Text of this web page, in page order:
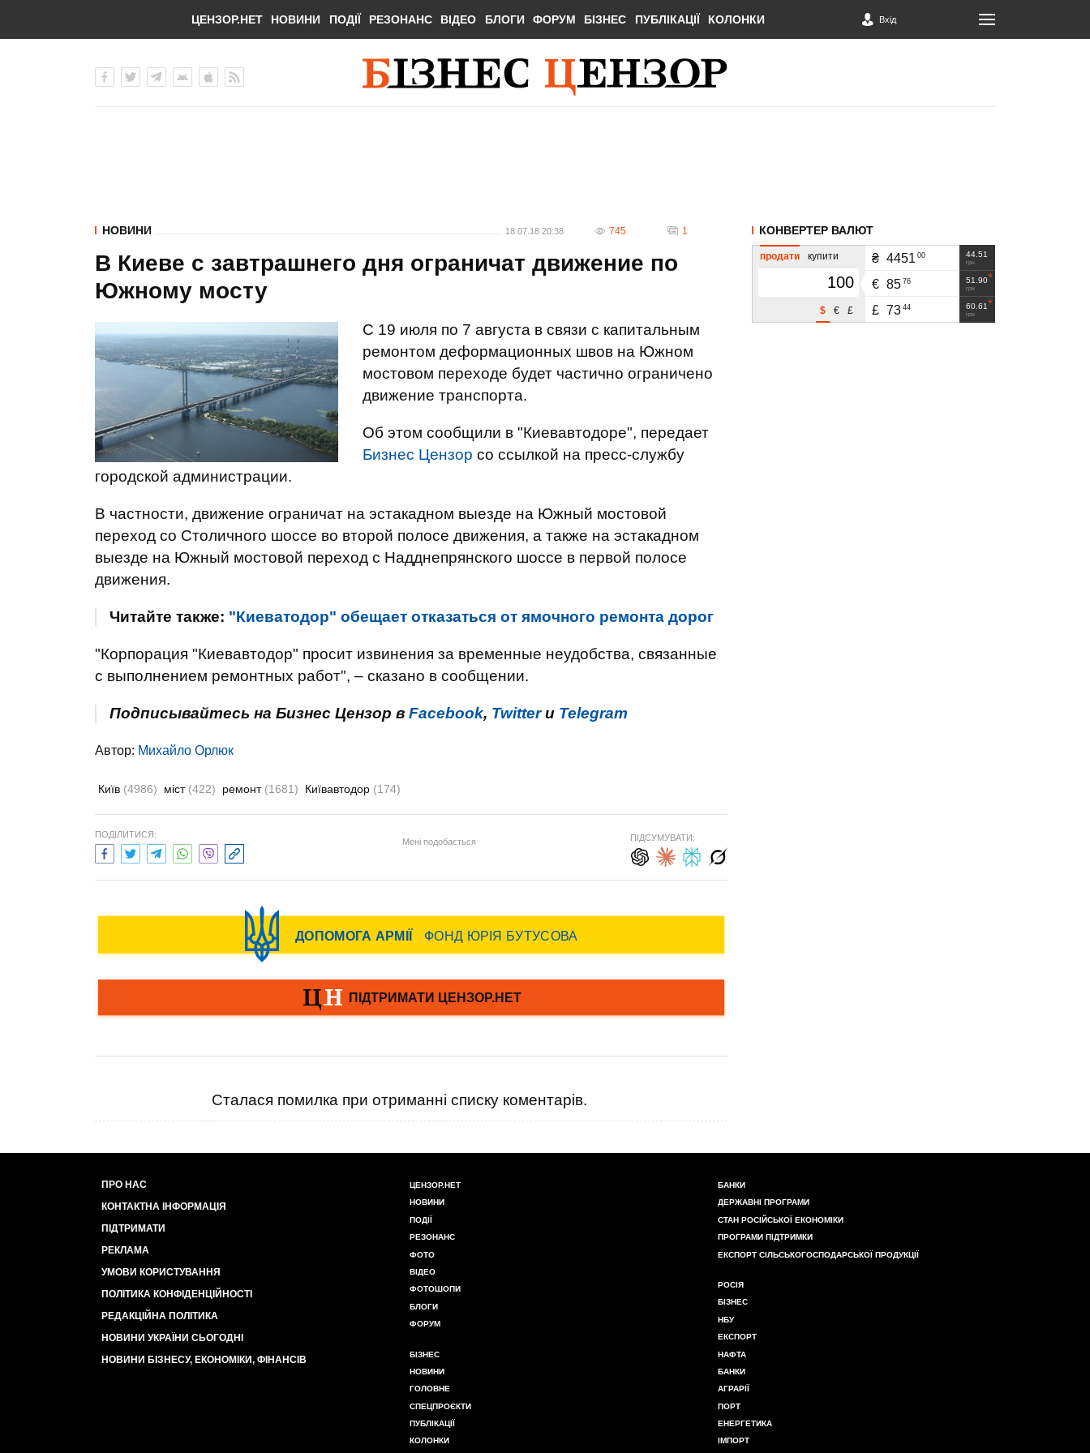
ЦЕНЗОР.НЕТ НОВИНИ ПОДІЇ РЕЗОНАНС ВІДЕО БЛОГИ ФОРУМ БІЗНЕС ПУБЛІКАЦІЇ КОЛОНКИ Вхід
НОВИНИ 18.07.18 20:38 745 1
В Киеве с завтрашнего дня ограничат движение по
Южному мосту
С 19 июля по 7 августа в связи с капитальным
ремонтом деформационных швов на Южном
мостовом переходе будет частично ограничено
движение транспорта.
Об этом сообщили в "Киевавтодоре", передает
Бизнес Цензор со ссылкой на пресс-службу
городской администрации.
В частности, движение ограничат на эстакадном выезде на Южный мостовой
переход со Столичного шоссе во второй полосе движения, а также на эстакадном
выезде на Южный мостовой переход с Надднепрянского шоссе в первой полосе
движения.
Читайте также: "Киеватодор" обещает отказаться от ямочного ремонта дорог
"Корпорация "Киевавтодор" просит извинения за временные неудобства, связанные
с выполнением ремонтных работ", – сказано в сообщении.
Подписывайтесь на Бизнес Цензор в Facebook, Twitterи Telegram
Автор: Михайло Орлюк
Київ (4986) міст (422) ремонт (1681) Київавтодор (174)
ПОДІЛИТИСЯ:
Мені подобається ПІДСУМУВАТИ:
Сталася помилка при отриманні списку коментарів.
КОНВЕРТЕР ВАЛЮТ
продати купити
£
€
$
44.51
грн
₴ 4451 00
51.90
грн
€ 85 76
60.61
грн
£ 73 44
ПРО НАС
КОНТАКТНА ІНФОРМАЦІЯ
ПІДТРИМАТИ
РЕКЛАМА
УМОВИ КОРИСТУВАННЯ
ПОЛІТИКА КОНФІДЕНЦІЙНОСТІ
РЕДАКЦІЙНА ПОЛІТИКА
НОВИНИ УКРАЇНИ СЬОГОДНІ
НОВИНИ БІЗНЕСУ, ЕКОНОМІКИ, ФІНАНСІВ
ЦЕНЗОР.НЕТ
НОВИНИ
ПОДІЇ
РЕЗОНАНС
ФОТО
ВІДЕО
ФОТОШОПИ
БЛОГИ
ФОРУМ
БІЗНЕС
НОВИНИ
ГОЛОВНЕ
СПЕЦПРОЄКТИ
ПУБЛІКАЦІЇ
КОЛОНКИ
БАНКИ
ДЕРЖАВНІ ПРОГРАМИ
СТАН РОСІЙСЬКОЇ ЕКОНОМІКИ
ПРОГРАМИ ПІДТРИМКИ
ЕКСПОРТ СІЛЬСЬКОГОСПОДАРСЬКОЇ ПРОДУКЦІЇ
РОСІЯ
БІЗНЕС
НБУ
ЕКСПОРТ
НАФТА
БАНКИ
АГРАРІЇ
ПОРТ
ЕНЕРГЕТИКА
ІМПОРТ